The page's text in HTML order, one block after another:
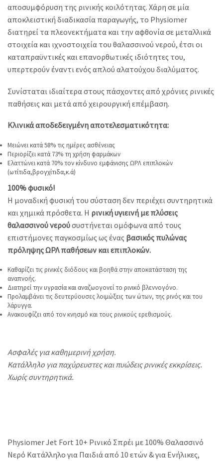
αποσυμφόρυση της ρινικής κοιλότητας. Χάρη σε μία
αποκλειστική διαδικασία παραγωγής, το Physiomer
διατηρεί τα πλεονεκτήματα και την αφθονία σε μεταλλικά
στοιχεία και ιχνοστοιχεία του θαλασσινού νερού, έτσι οι
καταπραϋντικές και επανορθωτικές ιδιότητες του,
υπερτερούν έναντι ενός απλού αλατούχου διαλύματος.
Συνίσταται ιδιαίτερα στους πάσχοντες από χρόνιες ρινικές
παθήσεις και μετά από χειρουργική επέμβαση.
Κλινικά αποδεδειγμένη αποτελεσματικότητα:
Μειώνει κατά 58% τις ημέρες ασθένειας
Περιορίζει κατά 73% τη χρήση φαρμάκων
Ελαττώνει κατά 70% τον κίνδυνο εμφάνισης ΩΡΛ επιπλοκών
(ωτίτιδα,βρογχίτιδα,κ.ά)
​100% φυσικό!
Η μοναδική φυσική του σύσταση δεν περιέχει συντηρητικά
και χημικά πρόσθετα. Η ρινική υγιεινή με πλύσεις
θαλασσινού νερούσυστήνεται ομόφωνα από τους
επιστήμονες παγκοσμίως ως ένας βασικός πυλώνας
πρόληψης ΩΡΛ παθήσεων και επιπλοκών.
Καθαρίζει τις ρινικές διόδους και βοηθά στην αποκατάσταση της
αναπνοής.
Διατηρεί την υγρασία και αναζωογονεί το ρινικό βλεννογόνο.
Προλαμβάνει τις δευτερύουσες λοιμώξεις των ώτων, της ρινός και του
λάρυγγα.
Ανακουφίζει από τον κνησμό και τους ρινικούς ερεθισμούς.
Ασφαλές για καθημερινή χρήση.
Κατάλληλο για παχύρευστες και πυώδεις ρινικές εκκρίσεις.
Χωρίς συντηρητικά.
Physiomer Jet Fort 10+ Ρινικό Σπρέι με 100% Θαλασσινό
Νερό Κατάλληλο για Παιδιά από 10 ετών & για Ενήλικες,